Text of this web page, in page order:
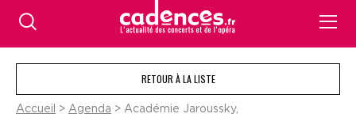
RETOUR À LA LISTE
Accueil > Agenda > Académie Jaroussky,